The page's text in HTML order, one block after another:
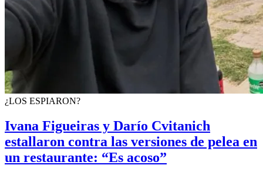
¿LOS ESPIARON?
Ivana Figueiras y Darío Cvitanich
estallaron contra las versiones de pelea en
un restaurante: “Es acoso”